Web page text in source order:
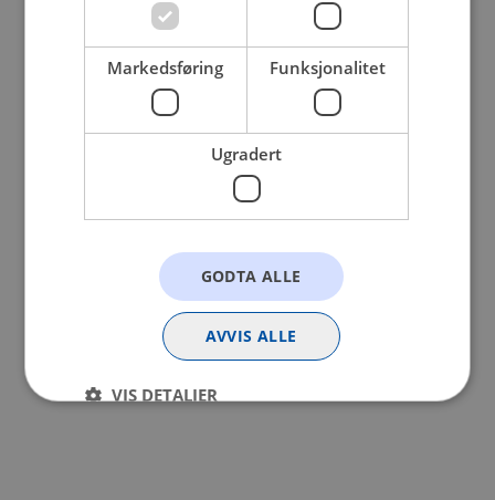
browser console for more information).
Markedsføring Funksjonalitet
Ugradert
GODTA ALLE
AVVIS ALLE
VIS DETALJER